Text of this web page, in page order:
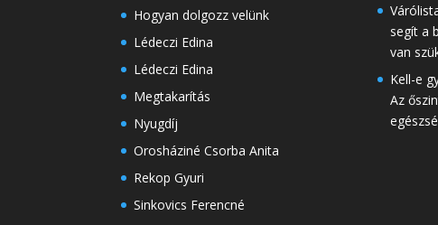
Hogyan dolgozz velünk
Lédeczi Edina
Lédeczi Edina
Megtakarítás
Nyugdíj
Orosháziné Csorba Anita
Rekop Gyuri
Sinkovics Ferencné
segít a
van
Kell-e
Az